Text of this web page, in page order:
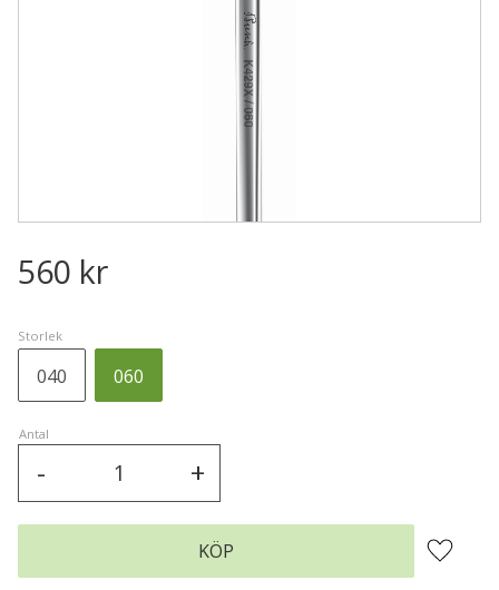
560 kr
Storlek
040 060
Antal
+
-
KÖP Lägg till